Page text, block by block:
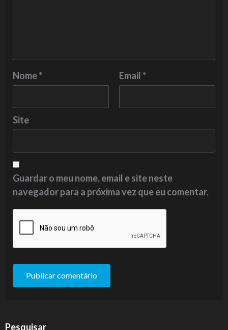
Nome* Email*
Site
Guardar o meu nome, email e site neste
navegador para a próxima vez que eu comentar.
Pesquisar